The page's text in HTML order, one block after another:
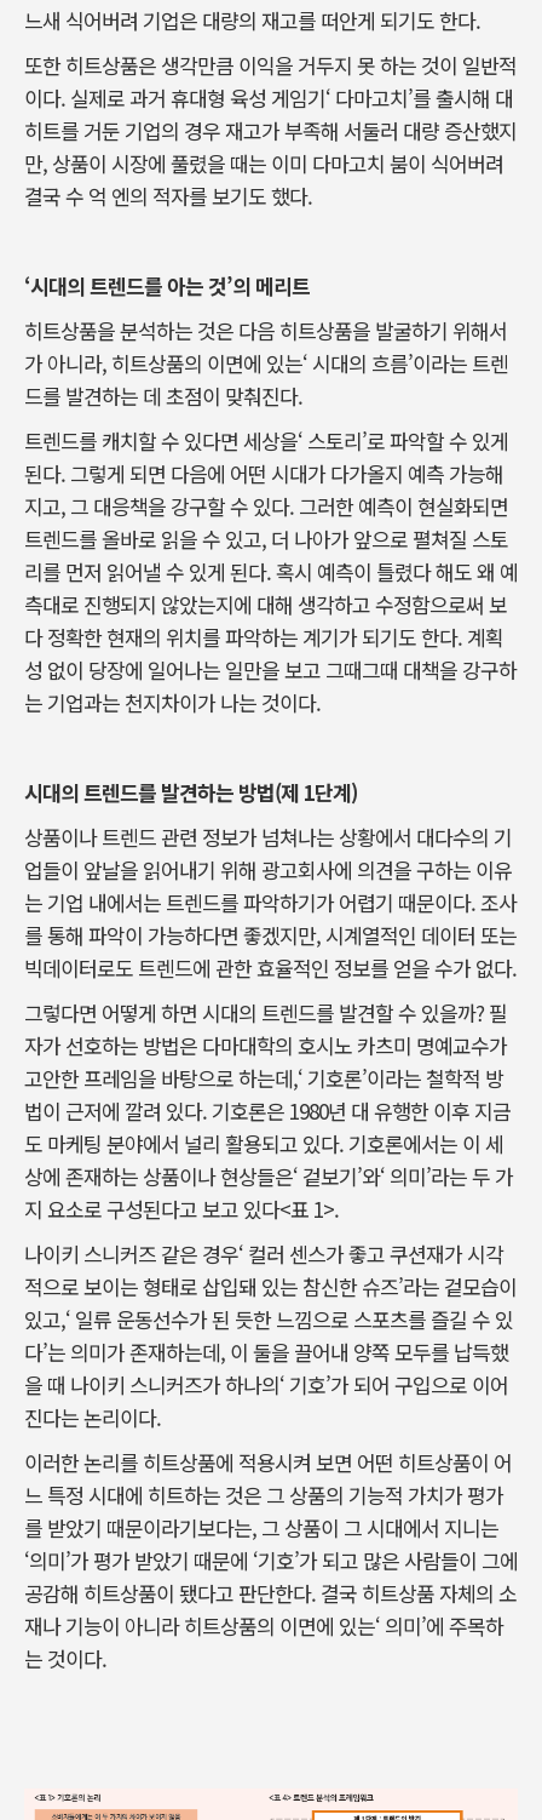
느새 식어버려 기업은 대량의 재고를 떠안게 되기도 한다.
또한 히트상품은 생각만큼 이익을 거두지 못 하는 것이 일반적
이다. 실제로 과거 휴대형 육성 게임기‘ 다마고치’를 출시해 대
히트를 거둔 기업의 경우 재고가 부족해 서둘러 대량 증산했지
만, 상품이 시장에 풀렸을 때는 이미 다마고치 붐이 식어버려
결국 수 억 엔의 적자를 보기도 했다.
‘시대의 트렌드를 아는 것’의 메리트
히트상품을 분석하는 것은 다음 히트상품을 발굴하기 위해서
가 아니라, 히트상품의 이면에 있는‘ 시대의 흐름’이라는 트렌
드를 발견하는 데 초점이 맞춰진다.
트렌드를 캐치할 수 있다면 세상을‘ 스토리’로 파악할 수 있게
된다. 그렇게 되면 다음에 어떤 시대가 다가올지 예측 가능해
지고, 그 대응책을 강구할 수 있다. 그러한 예측이 현실화되면
트렌드를 올바로 읽을 수 있고, 더 나아가 앞으로 펼쳐질 스토
리를 먼저 읽어낼 수 있게 된다. 혹시 예측이 틀렸다 해도 왜 예
측대로 진행되지 않았는지에 대해 생각하고 수정함으로써 보
다 정확한 현재의 위치를 파악하는 계기가 되기도 한다. 계획
성 없이 당장에 일어나는 일만을 보고 그때그때 대책을 강구하
는 기업과는 천지차이가 나는 것이다.
시대의 트렌드를 발견하는 방법(제 1단계)
상품이나 트렌드 관련 정보가 넘쳐나는 상황에서 대다수의 기
업들이 앞날을 읽어내기 위해 광고회사에 의견을 구하는 이유
는 기업 내에서는 트렌드를 파악하기가 어렵기 때문이다. 조사
를 통해 파악이 가능하다면 좋겠지만, 시계열적인 데이터 또는
빅데이터로도 트렌드에 관한 효율적인 정보를 얻을 수가 없다.
그렇다면 어떻게 하면 시대의 트렌드를 발견할 수 있을까? 필
자가 선호하는 방법은 다마대학의 호시노 카츠미 명예교수가
고안한 프레임을 바탕으로 하는데,‘ 기호론’이라는 철학적 방
법이 근저에 깔려 있다. 기호론은 1980년 대 유행한 이후 지금
도 마케팅 분야에서 널리 활용되고 있다. 기호론에서는 이 세
상에 존재하는 상품이나 현상들은‘ 겉보기’와‘ 의미’라는 두 가
지 요소로 구성된다고 보고 있다<표 1>.
나이키 스니커즈 같은 경우‘ 컬러 센스가 좋고 쿠션재가 시각
적으로 보이는 형태로 삽입돼 있는 참신한 슈즈’라는 겉모습이
있고,‘ 일류 운동선수가 된 듯한 느낌으로 스포츠를 즐길 수 있
다’는 의미가 존재하는데, 이 둘을 끌어내 양쪽 모두를 납득했
을 때 나이키 스니커즈가 하나의‘ 기호’가 되어 구입으로 이어
진다는 논리이다.
이러한 논리를 히트상품에 적용시켜 보면 어떤 히트상품이 어
느 특정 시대에 히트하는 것은 그 상품의 기능적 가치가 평가
를 받았기 때문이라기보다는, 그 상품이 그 시대에서 지니는
‘의미’가 평가 받았기 때문에 ‘기호’가 되고 많은 사람들이 그에
공감해 히트상품이 됐다고 판단한다. 결국 히트상품 자체의 소
재나 기능이 아니라 히트상품의 이면에 있는‘ 의미’에 주목하
는 것이다.